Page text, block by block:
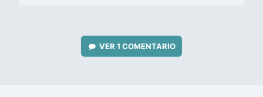
VER 1 COMENTARIO